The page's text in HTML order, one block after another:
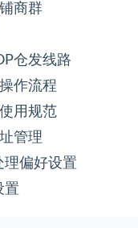
商群
仓发线路
作流程
用规范
管理
理偏好设置
置